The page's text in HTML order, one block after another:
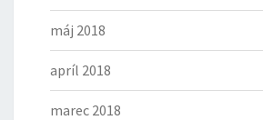
máj 2018
apríl 2018
marec 2018